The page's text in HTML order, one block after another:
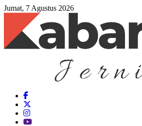
Jumat, 7 Agustus 2026